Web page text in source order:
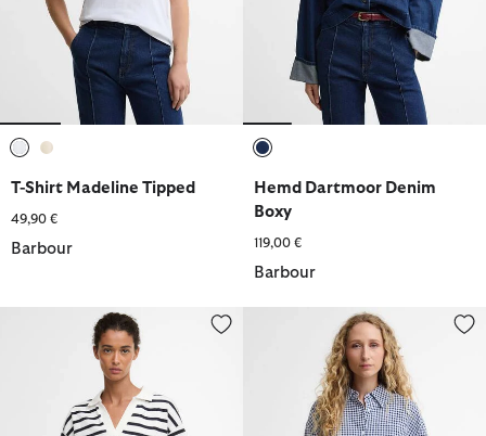
T-Shirt Madeline Tipped
49,90 €
Barbour
Hemd Dartmoor Denim
Boxy
119,00 €
Barbour
T-Shirt Inez Striped Hemd Ashwell Gingham Boxy